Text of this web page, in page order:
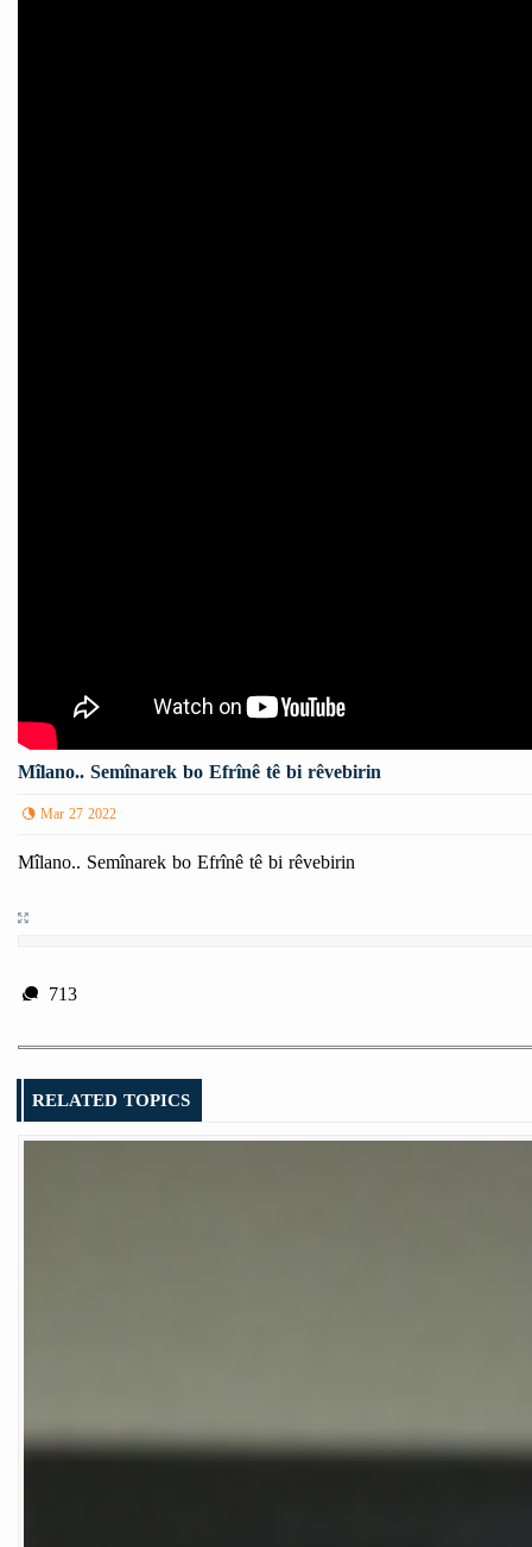
Mîlano.. Semînarek bo Efrînê tê bi rêvebirin
Mar 27 2022
Mîlano.. Semînarek bo Efrînê tê bi rêvebirin
713
RELATED TOPICS